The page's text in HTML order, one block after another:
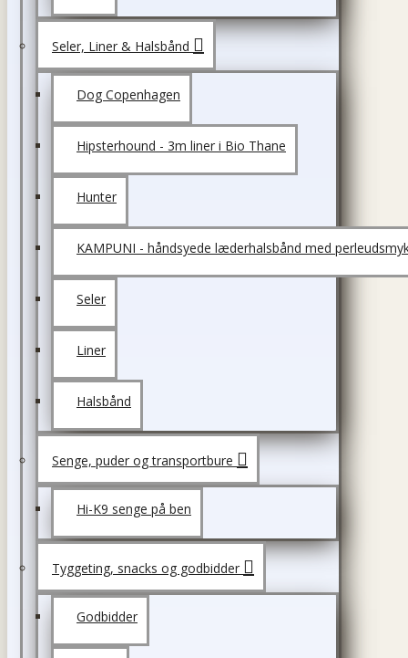
Seler, Liner & Halsbånd
Dog Copenhagen
Hipsterhound - 3m liner i Bio Thane
Hunter
KAMPUNI - håndsyede læderhalsbånd med
Seler
Liner
Halsbånd
Senge, puder og transportbure
Hi-K9 senge på ben
Tyggeting, snacks og godbidder
Godbidder